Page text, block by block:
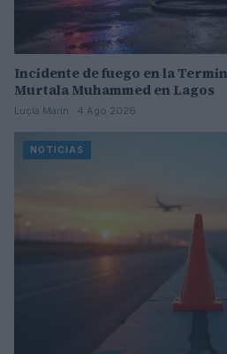
Incidente de fuego en la
Murtala Muhammed en Lagos
Lucía Marín · 4 Ago 2026
NOTICIAS